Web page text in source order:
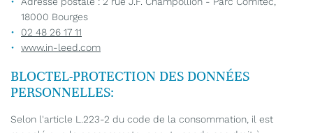
18000 Bourges
02 48 26 17 11
www.in-leed.com
BLOCTEL-PROTECTION DES DONNÉES
PERSONNELLES:
Selon l'article L.223-2 du code de la consommation, il est